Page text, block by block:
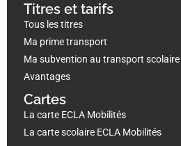
Titres et tarifs
Tous les titres
Ma prime transport
Ma subvention au transport scolaire
Avantages
Cartes
La carte ECLA Mobilités
La carte scolaire ECLA Mobilités